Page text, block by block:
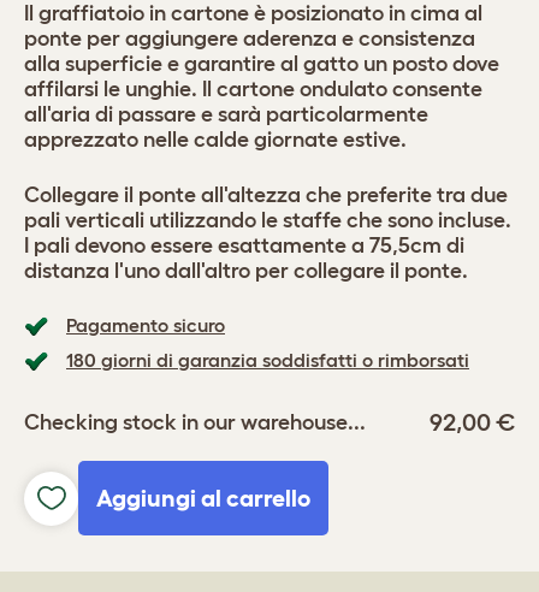
Pagamento sicuro
180 giorni di garanzia soddisfatti o rimborsati
Checking stock in our warehouse... 92,00 €
Aggiungi al carrello
Il graffiatoio in cartone è posizionato in cima al
ponte per aggiungere aderenza e consistenza
alla superficie e garantire al gatto un posto dove
affilarsi le unghie. Il cartone ondulato consente
all'aria di passare e sarà particolarmente
apprezzato nelle calde giornate estive.
Collegare il ponte all'altezza che preferite tra due
pali verticali utilizzando le staffe che sono incluse.
I pali devono essere esattamente a 75,5cm di
distanza l'uno dall'altro per collegare il ponte.